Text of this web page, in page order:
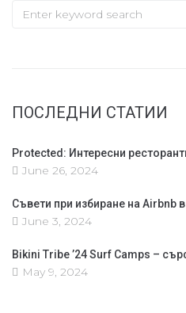
ПОСЛЕДНИ СТАТИИ
Protected: Интересни
June 26, 2024
Съвети при избиране на Airbnb
June 3, 2024
Bikini Tribe ’24 Surf Camps –
May 9, 2024